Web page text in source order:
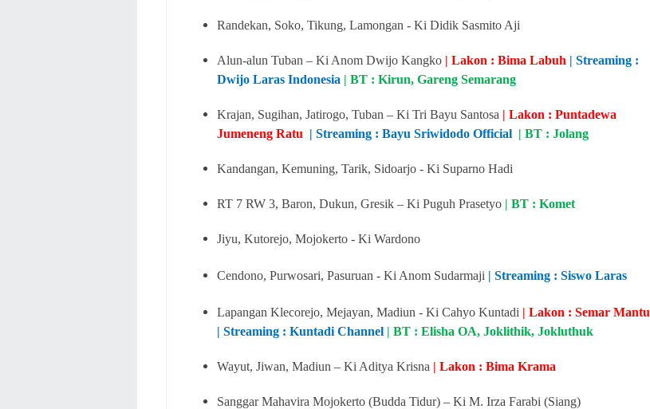
Randekan, Soko, Tikung, Lamongan - Ki Didik Sasmito Aji
Alun-alun Tuban – Ki Anom Dwijo Kangko | Lakon : Bima Labuh | Streaming :
Dwijo Laras Indonesia | BT : Kirun, Gareng Semarang
Krajan, Sugihan, Jatirogo, Tuban – Ki Tri Bayu Santosa | Lakon : Puntadewa
Jumeneng Ratu | Streaming : Bayu Sriwidodo Official | BT : Jolang
Kandangan, Kemuning, Tarik, Sidoarjo - Ki Suparno Hadi
RT 7 RW 3, Baron, Dukun, Gresik – Ki Puguh Prasetyo | BT : Komet
Jiyu, Kutorejo, Mojokerto - Ki Wardono
Cendono, Purwosari, Pasuruan - Ki Anom Sudarmaji | Streaming : Siswo Laras
Lapangan Klecorejo, Mejayan, Madiun - Ki Cahyo Kuntadi | Lakon : Semar Mantu
| Streaming : Kuntadi Channel | BT : Elisha OA, Joklithik, Jokluthuk
Wayut, Jiwan, Madiun – Ki Aditya Krisna | Lakon : Bima Krama
Sanggar Mahavira Mojokerto (Budda Tidur) – Ki M. Irza Farabi (Siang)